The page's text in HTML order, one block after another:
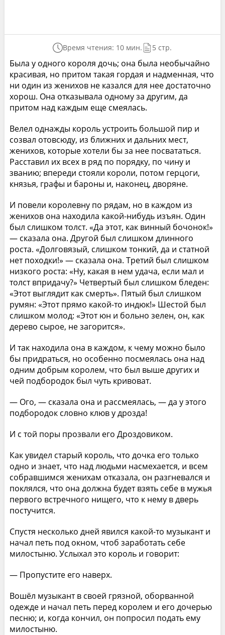
Время чтения: 10 мин. 5 стр.
Была у одного короля дочь; она была необычайно
красивая, но притом такая гордая и надменная, что
ни один из женихов не казался для нее достаточно
хорош. Она отказывала одному за другим, да
притом над каждым еще смеялась.
Велел однажды король устроить большой пир и
созвал отовсюду, из ближних и дальних мест,
женихов, которые хотели бы за нее посвататься.
Расставил их всех в ряд по порядку, по чину и
званию; впереди стояли короли, потом герцоги,
князья, графы и бароны и, наконец, дворяне.
И повели королевну по рядам, но в каждом из
женихов она находила какой-нибудь изъян. Один
был слишком толст. «Да этот, как винный бочонок!»
— сказала она. Другой был слишком длинного
роста. «Долговязый, слишком тонкий, да и статной
нет походки!» — сказала она. Третий был слишком
низкого роста: «Ну, какая в нем удача, если мал и
толст впридачу?» Четвертый был слишком бледен:
«Этот выглядит как смерть». Пятый был слишком
румян: «Этот прямо какой-то индюк!» Шестой был
слишком молод: «Этот юн и больно зелен, он, как
дерево сырое, не загорится».
И так находила она в каждом, к чему можно было
бы придраться, но особенно посмеялась она над
одним добрым королем, что был выше других и
чей подбородок был чуть кривоват.
— Ого, — сказала она и рассмеялась, — да у этого
подбородок словно клюв у дрозда!
И с той поры прозвали его Дроздовиком.
Как увидел старый король, что дочка его только
одно и знает, что над людьми насмехается, и всем
собравшимся женихам отказала, он разгневался и
поклялся, что она должна будет взять себе в мужья
первого встречного нищего, что к нему в дверь
постучится.
Спустя несколько дней явился какой-то музыкант и
начал петь под окном, чтоб заработать себе
милостыню. Услыхал это король и говорит:
— Пропустите его наверх.
Вошёл музыкант в своей грязной, оборванной
одежде и начал петь перед королем и его дочерью
песню; и, когда кончил, он попросил подать ему
милостыню.